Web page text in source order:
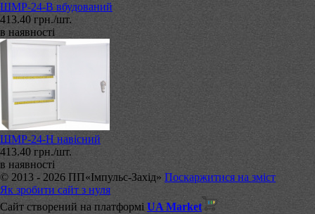
ШМР-24-В вбудований
413.40 грн./шт.
в наявності
ШМР-24-Н навісний
413.40 грн./шт.
в наявності
© 2013 - 2026 ПП«Імпульс-Захід» Поскаржитися на зміст
Як зробити сайт з нуля
Сайт створений на платформі UA Market